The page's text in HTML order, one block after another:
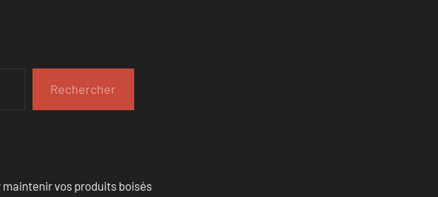
Rechercher
maintenir vos produits boisés